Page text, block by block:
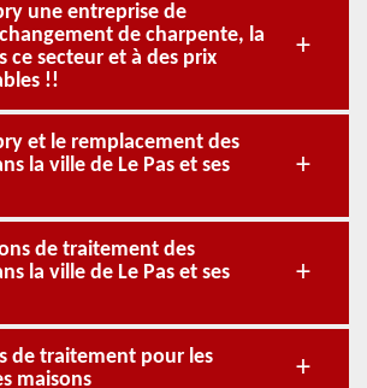
une entreprise de
de charpente, la
ce secteur et à des prix
!!
et le remplacement des
la ville de Le Pas et ses
de traitement des
la ville de Le Pas et ses
de traitement pour les
maisons